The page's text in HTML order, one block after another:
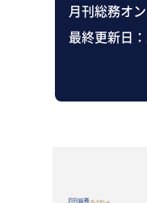
月刊総務オ
最終更新日：